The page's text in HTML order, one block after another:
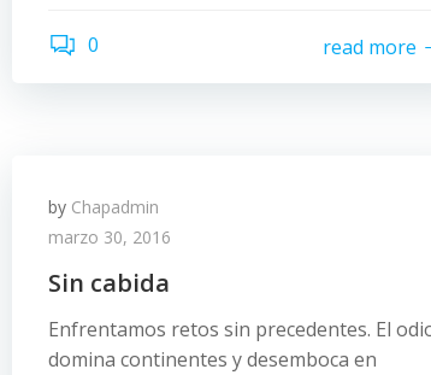
0 read more
by Chapadmin
marzo 30, 2016
Sin cabida
Enfrentamos retos sin precedentes. El
domina continentes y desemboca en